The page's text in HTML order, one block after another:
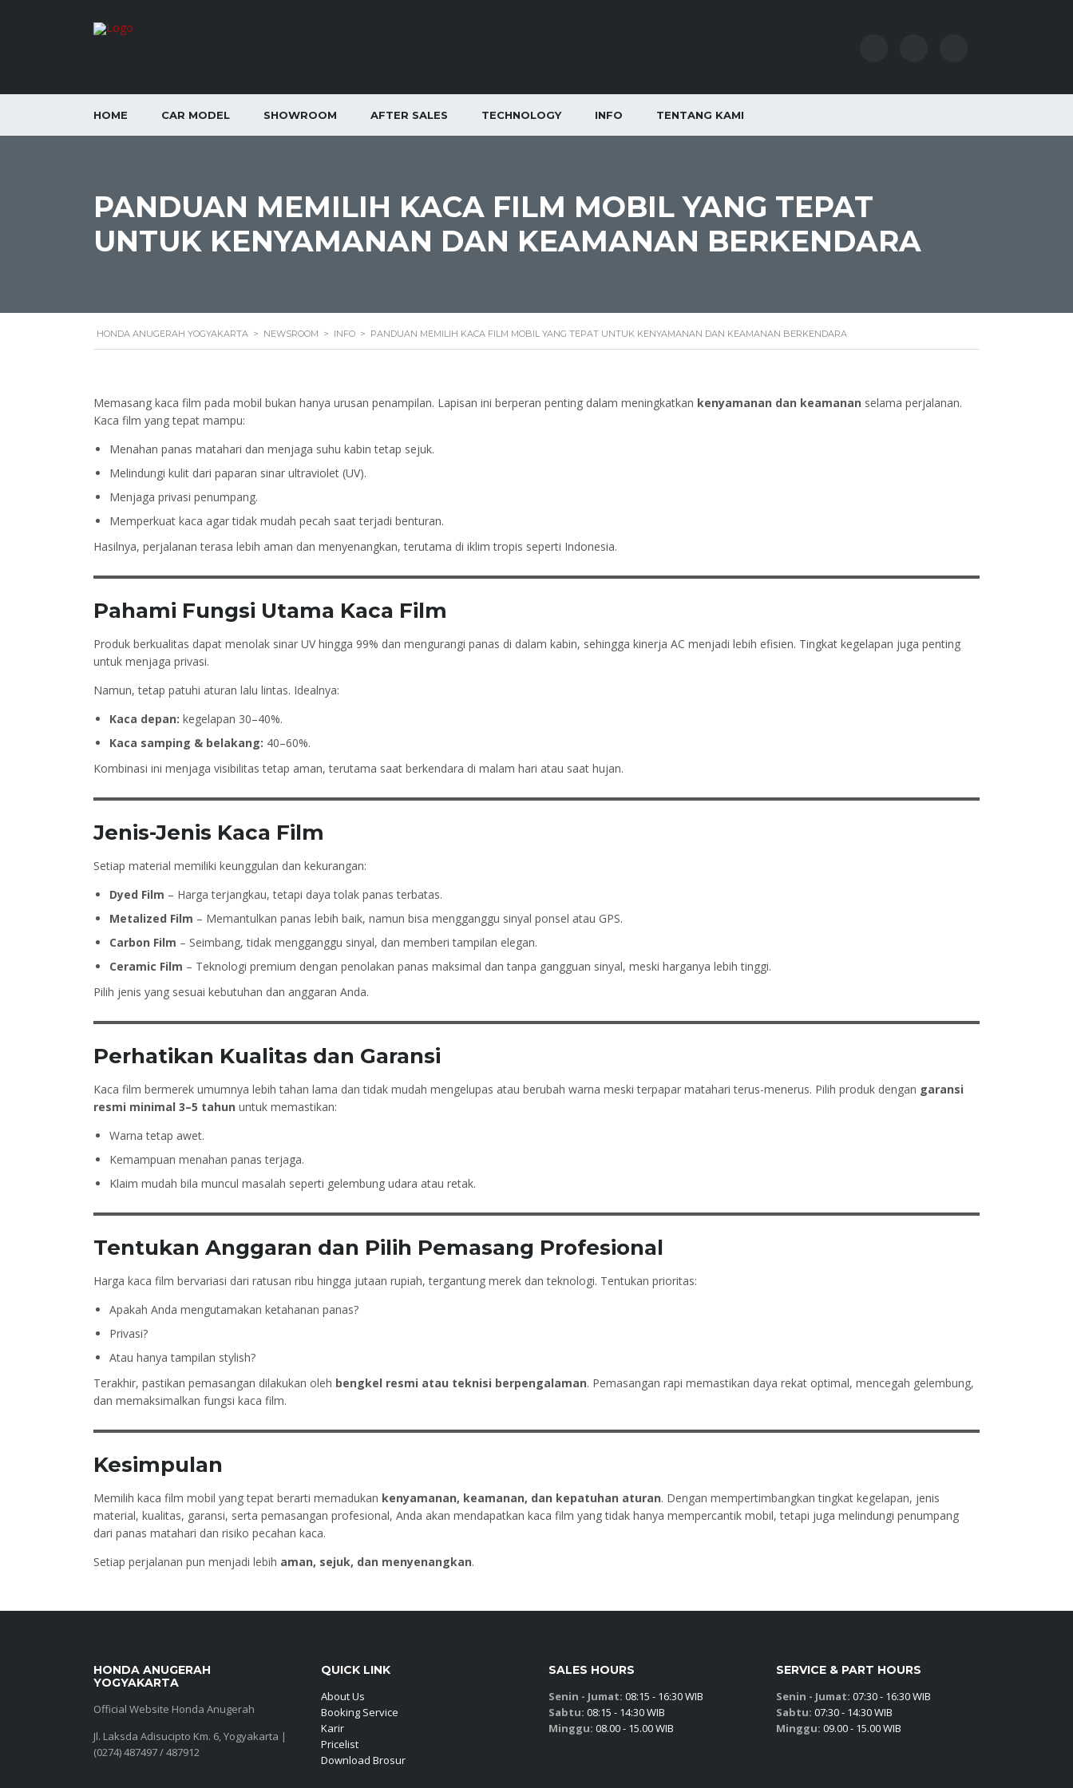
HOME CAR MODEL SHOWROOM AFTER SALES TECHNOLOGY INFO TENTANG KAMI
PANDUAN MEMILIH KACA FILM MOBIL YANG TEPAT
UNTUK KENYAMANAN DAN KEAMANAN BERKENDARA
HONDA ANUGERAH YOGYAKARTA > NEWSROOM > INFO > PANDUAN MEMILIH KACA FILM MOBIL YANG TEPAT UNTUK KENYAMANAN DAN KEAMANAN BERKENDARA
Memasang kaca film pada mobil bukan hanya urusan penampilan. Lapisan ini berperan penting dalam meningkatkan kenyamanan dan keamanan selama perjalanan.
Kaca film yang tepat mampu:
Menahan panas matahari dan menjaga suhu kabin tetap sejuk.
Melindungi kulit dari paparan sinar ultraviolet (UV).
Menjaga privasi penumpang.
Memperkuat kaca agar tidak mudah pecah saat terjadi benturan.
Hasilnya, perjalanan terasa lebih aman dan menyenangkan, terutama di iklim tropis seperti Indonesia.
Pahami Fungsi Utama Kaca Film
Produk berkualitas dapat menolak sinar UV hingga 99% dan mengurangi panas di dalam kabin, sehingga kinerja AC menjadi lebih efisien. Tingkat kegelapan juga penting
untuk menjaga privasi.
Namun, tetap patuhi aturan lalu lintas. Idealnya:
Kaca depan: kegelapan 30–40%.
Kaca samping & belakang: 40–60%.
Kombinasi ini menjaga visibilitas tetap aman, terutama saat berkendara di malam hari atau saat hujan.
Jenis-Jenis Kaca Film
Setiap material memiliki keunggulan dan kekurangan:
Dyed Film – Harga terjangkau, tetapi daya tolak panas terbatas.
Metalized Film – Memantulkan panas lebih baik, namun bisa mengganggu sinyal ponsel atau GPS.
Carbon Film – Seimbang, tidak mengganggu sinyal, dan memberi tampilan elegan.
Ceramic Film – Teknologi premium dengan penolakan panas maksimal dan tanpa gangguan sinyal, meski harganya lebih tinggi.
Pilih jenis yang sesuai kebutuhan dan anggaran Anda.
Perhatikan Kualitas dan Garansi
Kaca film bermerek umumnya lebih tahan lama dan tidak mudah mengelupas atau berubah warna meski terpapar matahari terus-menerus. Pilih produk dengan garansi
resmi minimal 3–5 tahun untuk memastikan:
Warna tetap awet.
Kemampuan menahan panas terjaga.
Klaim mudah bila muncul masalah seperti gelembung udara atau retak.
Tentukan Anggaran dan Pilih Pemasang Profesional
Harga kaca film bervariasi dari ratusan ribu hingga jutaan rupiah, tergantung merek dan teknologi. Tentukan prioritas:
Apakah Anda mengutamakan ketahanan panas?
Privasi?
Atau hanya tampilan stylish?
Terakhir, pastikan pemasangan dilakukan oleh bengkel resmi atau teknisi berpengalaman. Pemasangan rapi memastikan daya rekat optimal, mencegah gelembung,
dan memaksimalkan fungsi kaca film.
Kesimpulan
Memilih kaca film mobil yang tepat berarti memadukan kenyamanan, keamanan, dan kepatuhan aturan. Dengan mempertimbangkan tingkat kegelapan, jenis
material, kualitas, garansi, serta pemasangan profesional, Anda akan mendapatkan kaca film yang tidak hanya mempercantik mobil, tetapi juga melindungi penumpang
dari panas matahari dan risiko pecahan kaca.
Setiap perjalanan pun menjadi lebih aman, sejuk, dan menyenangkan.
HONDA ANUGERAH
YOGYAKARTA
Official Website Honda Anugerah
Jl. Laksda Adisucipto Km. 6, Yogyakarta |
(0274) 487497 / 487912
QUICK LINK
About Us
Booking Service
Karir
Pricelist
Download Brosur
SALES HOURS
Senin - Jumat: 08:15 - 16:30 WIB
Sabtu: 08:15 - 14:30 WIB
Minggu: 08.00 - 15.00 WIB
SERVICE & PART HOURS
Senin - Jumat: 07:30 - 16:30 WIB
Sabtu: 07:30 - 14:30 WIB
Minggu: 09.00 - 15.00 WIB